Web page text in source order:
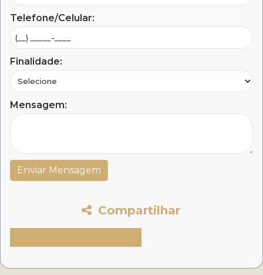
Telefone/Celular:
Finalidade:
Mensagem:
Compartilhar